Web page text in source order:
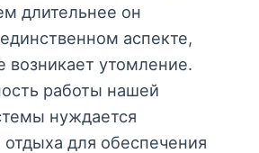
длительнее он
аспекте,
возникает утомление.
работы нашей
нуждается
отдыха для обеспечения